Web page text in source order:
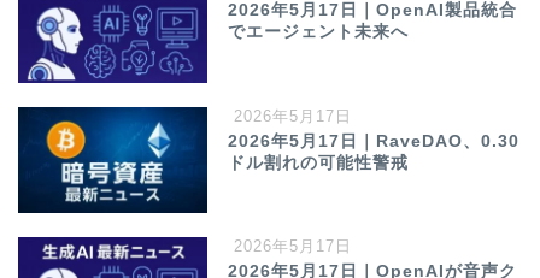
2026年5月17日｜OpenAI製品統合
でエージェント未来へ
2026年5月17日
2026年5月17日｜RaveDAO、0.30
ドル割れの可能性警戒
2026年5月17日
2026年5月17日｜OpenAIが音声ク